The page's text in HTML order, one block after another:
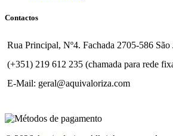
Contactos
Rua Principal, Nº4. Fachada 2705-586 São
(+351) 219 612 235 (chamada para rede
E-Mail: geral@aquivaloriza.com